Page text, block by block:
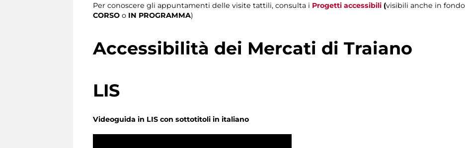
Per conoscere gli appuntamenti delle visite tattili, consulta i Progetti accessibili (visibili anche in
CORSO o IN PROGRAMMA)
Accessibilità dei Mercati di Traiano
LIS
Videoguida in LIS con sottotitoli in italiano